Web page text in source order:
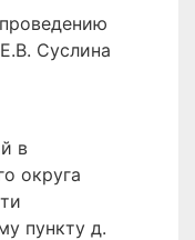
Суслина
в
округа
пункту д.